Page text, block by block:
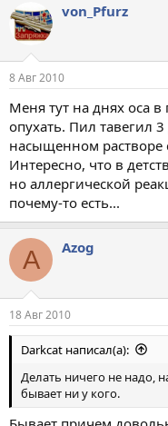
von_Pfurz
8 Авг 2010
Меня тут на днях оса в
опухать. Пил тавегил
насыщенном растворе
Интересно, что в
но аллергической
почему-то есть...
A Azog
18 Авг 2010
Darkcat написал(а):
Делать ничего не надо,
бывает ни у кого.